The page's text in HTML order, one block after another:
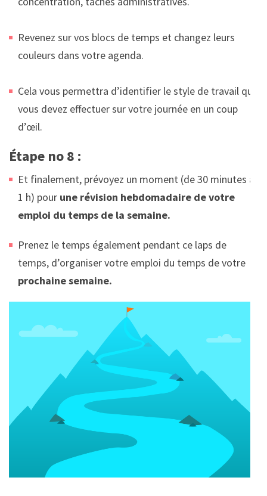
Revenez sur vos blocs de temps et changez leurs
couleurs dans votre agenda.
Cela vous permettra d’identifier le style de travail que
vous devez effectuer sur votre journée en un coup
d’œil.
Étape no 8 :
Et finalement, prévoyez un moment (de 30 minutes à
1 h) pour une révision hebdomadaire de votre
emploi du temps de la semaine.
Prenez le temps également pendant ce laps de
temps, d’organiser votre emploi du temps de votre
prochaine semaine.